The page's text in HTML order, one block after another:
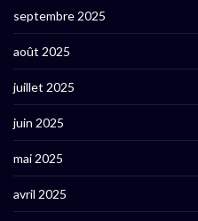
septembre 2025
août 2025
juillet 2025
juin 2025
mai 2025
avril 2025